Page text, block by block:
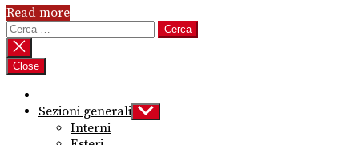
Read more
Ricerca
per:
Close
Sezioni generali Show
sub
Interni